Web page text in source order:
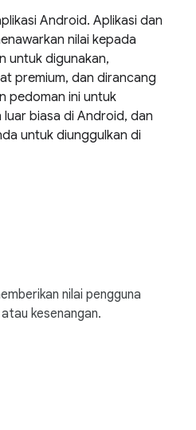
Android. Aplikasi dan
nilai kepada
untuk digunakan,
premium, dan dirancang
pedoman ini untuk
biasa di Android, dan
untuk diunggulkan di
nilai pengguna
kesenangan.